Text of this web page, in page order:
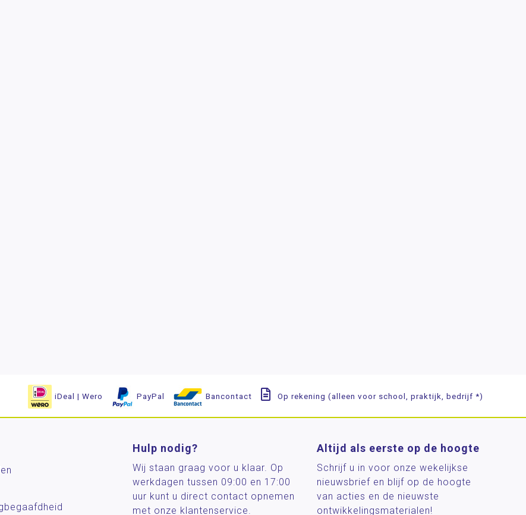
iDeal | Wero PayPal Bancontact Op rekening (alleen voor school, praktijk, bedrijf *)
Hulp nodig?
Wij staan graag voor u klaar. Op
werkdagen tussen 09:00 en 17:00
uur kunt u direct contact opnemen
met onze klantenservice.
Altijd als eerste op de hoogte
Schrijf u in voor onze wekelijkse
nieuwsbrief en blijf op de hoogte
van acties en de nieuwste
ontwikkelingsmaterialen!